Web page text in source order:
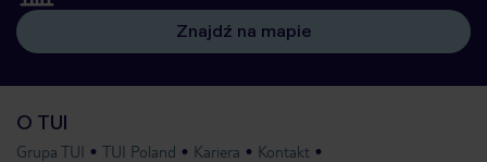
Znajdź na mapie
O TUI
Grupa TUI TUI Poland Kariera
Kontakt